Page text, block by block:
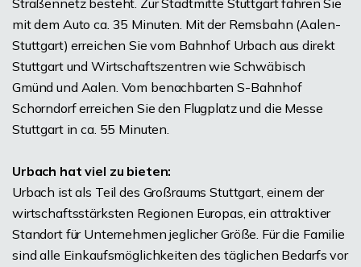
Straßennetz besteht. Zur Stadtmitte Stuttgart fahren Sie
mit dem Auto ca. 35 Minuten. Mit der Remsbahn (Aalen-
Stuttgart) erreichen Sie vom Bahnhof Urbach aus direkt
Stuttgart und Wirtschaftszentren wie Schwäbisch
Gmünd und Aalen. Vom benachbarten S-Bahnhof
Schorndorf erreichen Sie den Flugplatz und die Messe
Stuttgart in ca. 55 Minuten.
Urbach hat viel zu bieten:
Urbach ist als Teil des Großraums Stuttgart, einem der
wirtschaftsstärksten Regionen Europas, ein attraktiver
Standort für Unternehmen jeglicher Größe. Für die Familie
sind alle Einkaufsmöglichkeiten des täglichen Bedarfs vor